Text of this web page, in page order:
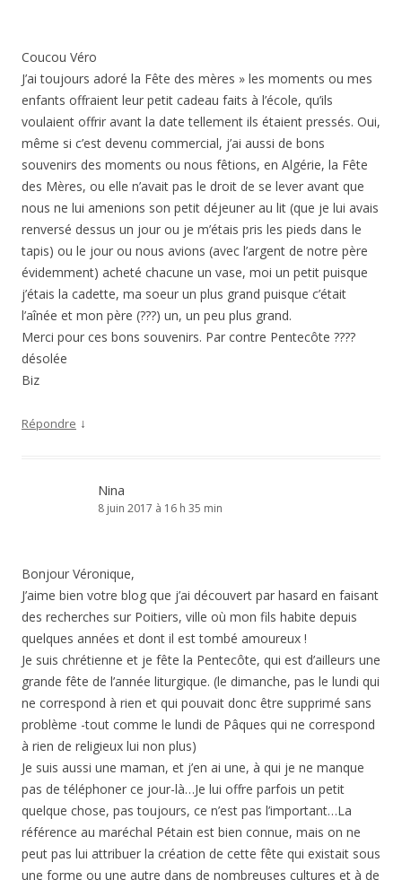
Coucou Véro
J’ai toujours adoré la Fête des mères » les moments ou mes
enfants offraient leur petit cadeau faits à l’école, qu’ils
voulaient offrir avant la date tellement ils étaient pressés. Oui,
même si c’est devenu commercial, j’ai aussi de bons
souvenirs des moments ou nous fêtions, en Algérie, la Fête
des Mères, ou elle n’avait pas le droit de se lever avant que
nous ne lui amenions son petit déjeuner au lit (que je lui avais
renversé dessus un jour ou je m’étais pris les pieds dans le
tapis) ou le jour ou nous avions (avec l’argent de notre père
évidemment) acheté chacune un vase, moi un petit puisque
j’étais la cadette, ma soeur un plus grand puisque c’était
l’aînée et mon père (???) un, un peu plus grand.
Merci pour ces bons souvenirs. Par contre Pentecôte ????
désolée
Biz
Répondre ↓
Nina
8 juin 2017 à 16 h 35 min
Bonjour Véronique,
J’aime bien votre blog que j’ai découvert par hasard en faisant
des recherches sur Poitiers, ville où mon fils habite depuis
quelques années et dont il est tombé amoureux !
Je suis chrétienne et je fête la Pentecôte, qui est d’ailleurs une
grande fête de l’année liturgique. (le dimanche, pas le lundi qui
ne correspond à rien et qui pouvait donc être supprimé sans
problème -tout comme le lundi de Pâques qui ne correspond
à rien de religieux lui non plus)
Je suis aussi une maman, et j’en ai une, à qui je ne manque
pas de téléphoner ce jour-là…Je lui offre parfois un petit
quelque chose, pas toujours, ce n’est pas l’important…La
référence au maréchal Pétain est bien connue, mais on ne
peut pas lui attribuer la création de cette fête qui existait sous
une forme ou une autre dans de nombreuses cultures et à de